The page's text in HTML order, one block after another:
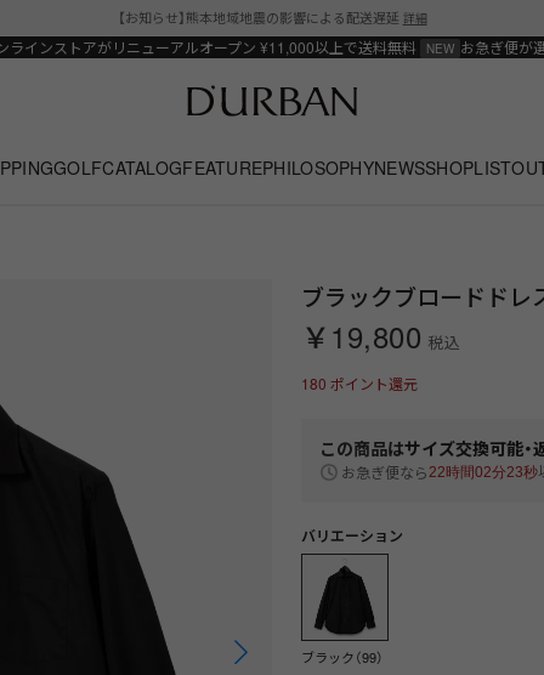
【お知らせ】熊本地域地震の影響による配送遅延 詳細
ラインストアがリニューアルオープン ¥11,000以上で送料無料 お急ぎ便が
GOLFCATALOGFEATUREPHILOSOPHYNEWSSHOPLIST
ブラックブロードドレ
￥19,800 税込
180 ポイント還元
この商品はサイズ交換可能・
お急ぎ便なら22時間02分23秒
バリエーション
ブラック（99）